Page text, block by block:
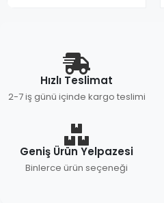
Hızlı Teslimat
2-7 iş günü içinde kargo teslimi
Geniş Ürün Yelpazesi
Binlerce ürün seçeneği